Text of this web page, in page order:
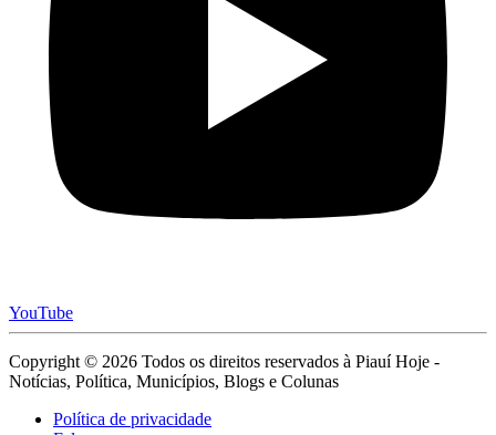
YouTube
Copyright © 2026 Todos os direitos reservados à Piauí Hoje -
Notícias, Política, Municípios, Blogs e Colunas
Política de privacidade